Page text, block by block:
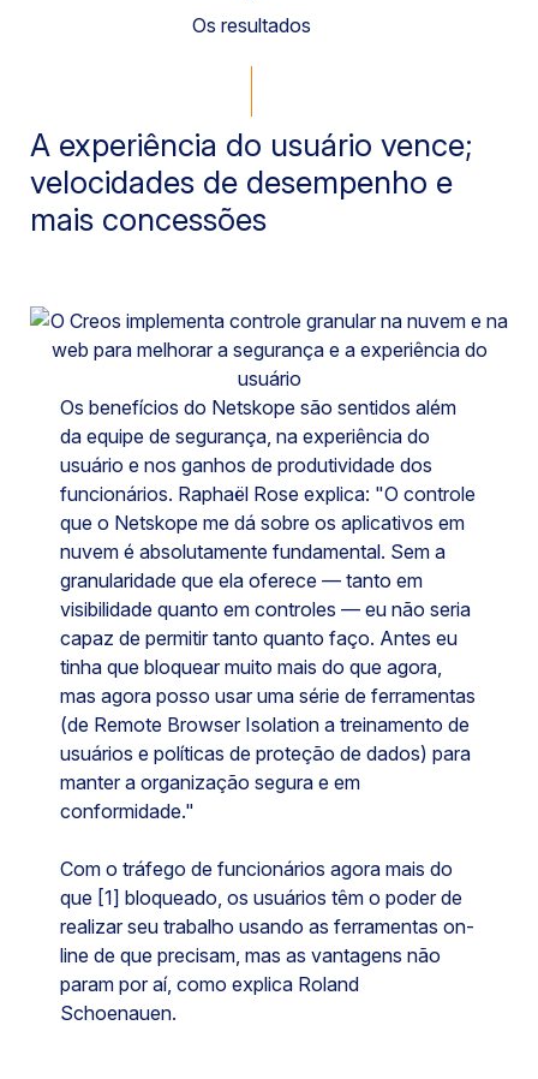
Os resultados
A experiência do usuário vence;
velocidades de desempenho e
mais concessões
Os benefícios do Netskope são sentidos além
da equipe de segurança, na experiência do
usuário e nos ganhos de produtividade dos
funcionários. Raphaël Rose explica: "O controle
que o Netskope me dá sobre os aplicativos em
nuvem é absolutamente fundamental. Sem a
granularidade que ela oferece — tanto em
visibilidade quanto em controles — eu não seria
capaz de permitir tanto quanto faço. Antes eu
tinha que bloquear muito mais do que agora,
mas agora posso usar uma série de ferramentas
(de Remote Browser Isolation a treinamento de
usuários e políticas de proteção de dados) para
manter a organização segura e em
conformidade."
Com o tráfego de funcionários agora mais do
que [1] bloqueado, os usuários têm o poder de
realizar seu trabalho usando as ferramentas on-
line de que precisam, mas as vantagens não
param por aí, como explica Roland
Schoenauen.